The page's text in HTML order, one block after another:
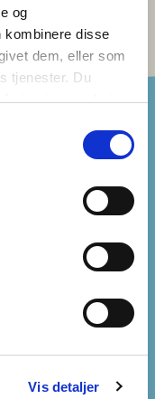
og
kombinere disse
dem, eller som
tjenester. Du
fortsætter med at
Vis detaljer
KLASSI